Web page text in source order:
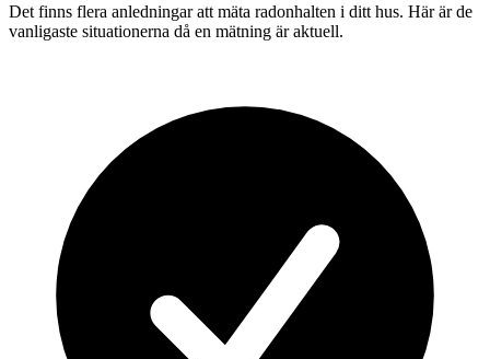
Det finns flera anledningar att mäta radonhalten i ditt hus. Här är de
vanligaste situationerna då en mätning är aktuell.